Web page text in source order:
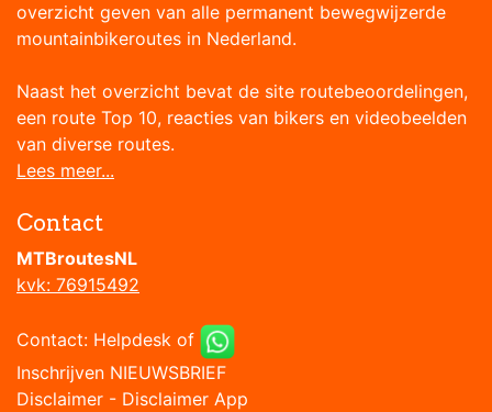
overzicht geven van alle permanent bewegwijzerde
mountainbikeroutes in Nederland.
Naast het overzicht bevat de site routebeoordelingen,
een route Top 10, reacties van bikers en videobeelden
van diverse routes.
Lees meer...
Contact
MTBroutesNL
kvk: 76915492
Contact: Helpdesk of
Inschrijven NIEUWSBRIEF
Disclaimer - Disclaimer App